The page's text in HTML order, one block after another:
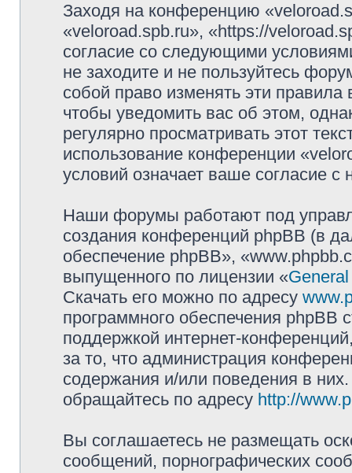
Заходя на конференцию
«veloroad.spb.ru», «https://
согласие со следующими
не заходите и не пользуйтесь
собой право изменять эти
чтобы уведомить вас об этом,
регулярно просматривать этот
использование конференции
условий означает ваше согласие с
Наши форумы работают под
создания конференций phpBB (в
обеспечение phpBB»,
выпущенного по лицензии «
Скачать его можно по адресу
программного обеспечения phpBB
поддержкой интернет-
за то, что администрация
содержания и/или поведения в
обращайтесь по адресу http://
Вы соглашаетесь не размещать
сообщений, порнографических